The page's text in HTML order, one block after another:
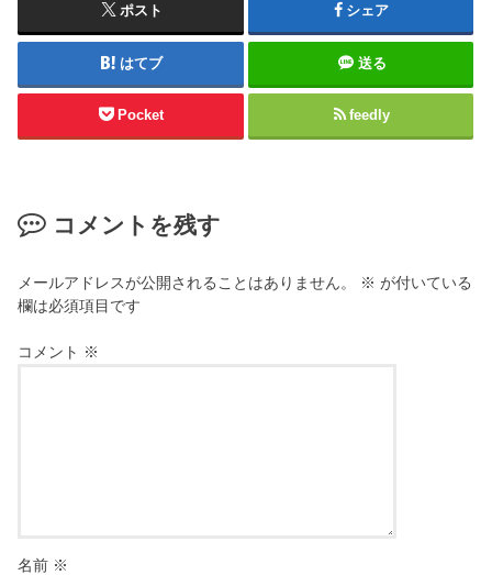
ポスト シェア
はてブ 送る
Pocket feedly
コメントを残す
メールアドレスが公開されることはありません。 ※ が付いている
欄は必須項目です
コメント ※
名前 ※